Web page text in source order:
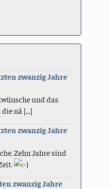
zwanzig Jahre
und das
nä [...]
zwanzig Jahre
Zehn Jahre sind
zwanzig Jahre